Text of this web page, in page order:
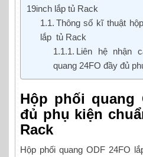
19inch lắp tủ Rack
Thông số kĩ thuật
lắp tủ Rack
Liên hệ nhận
quang 24FO đầy đủ
Hộp phối quang
đủ phụ kiện
Rack
Hộp phối quang ODF 24FO